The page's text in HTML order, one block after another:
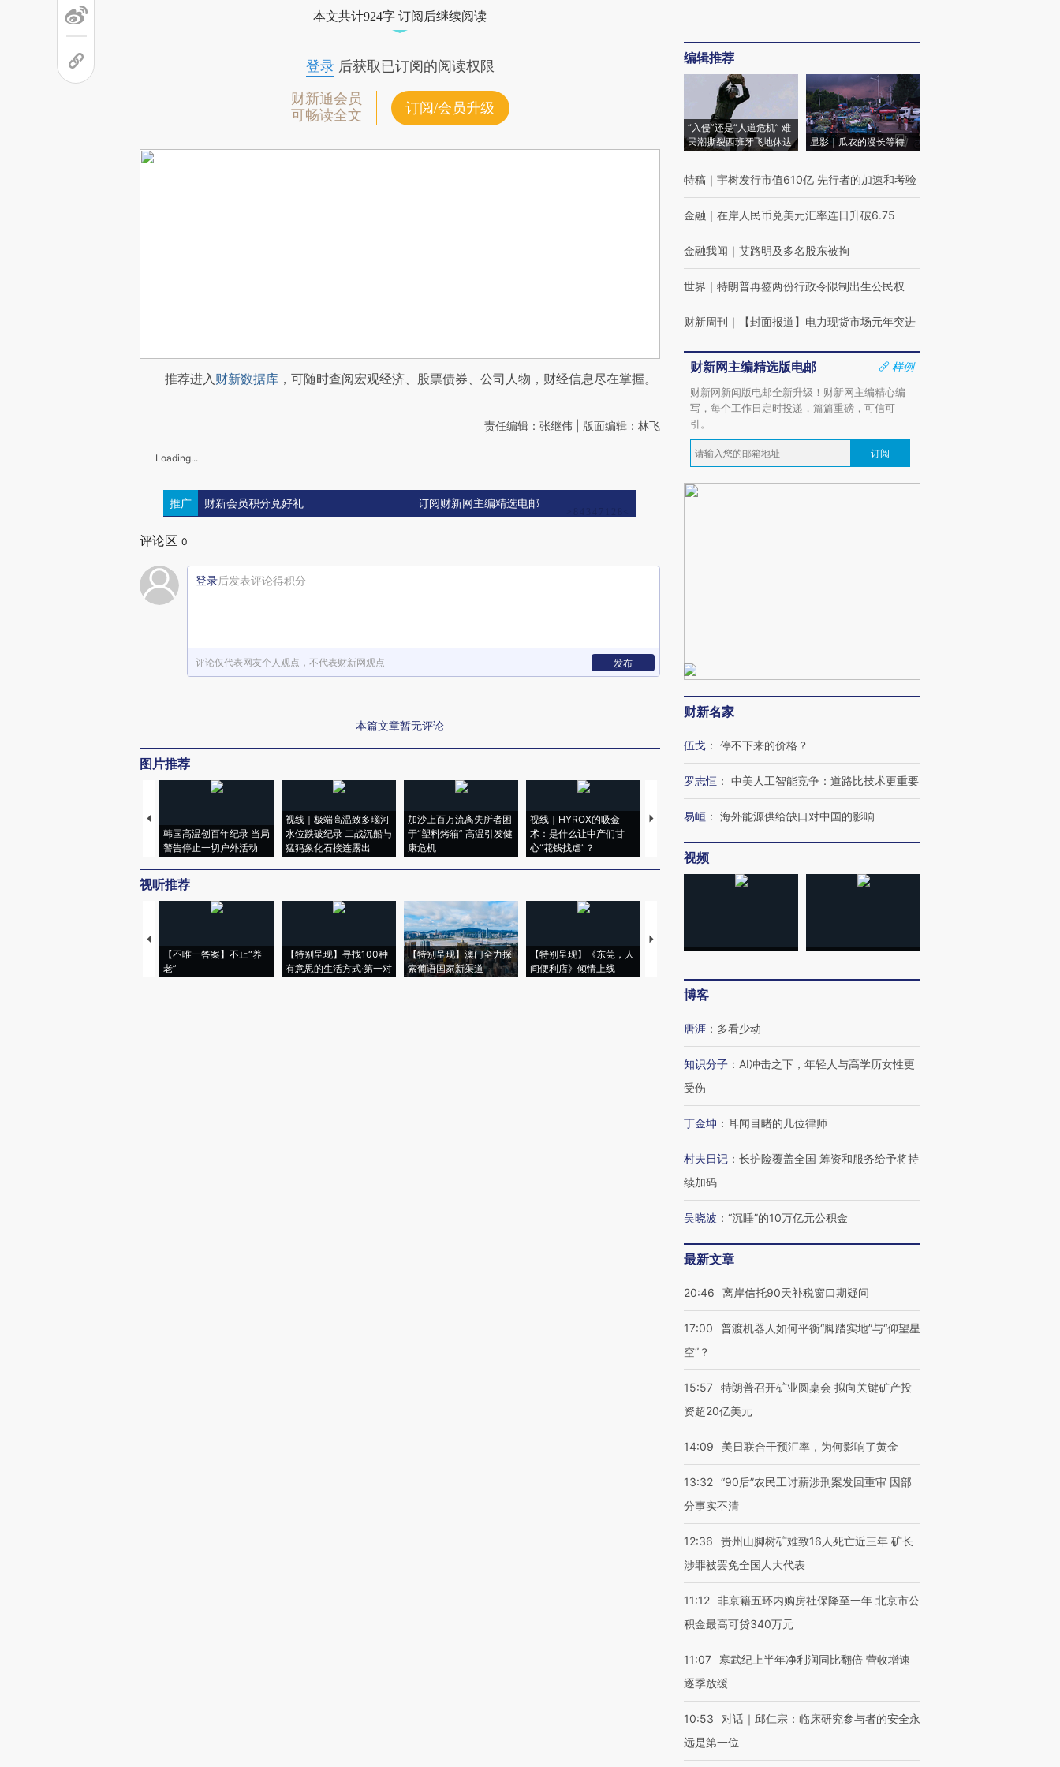
本文共计924字 订阅后继续阅读
登录后获取已订阅的阅读权限
财新通会员
可畅读全文
订阅/会员升级
推荐进入财新数据库 ，可随时查阅宏观经济、股票债券、公司人物，财经信息尽在掌握。
责任编辑：张继伟 | 版面编辑：林飞
Loading...
推广 财新会员积分兑好礼 订阅财新网主编精选电邮
评论区 0
登录后发表评论得积分
评论仅代表网友个人观点，不代表财新网观点 发布
本篇文章暂无评论
图片推荐
韩国高温创百年纪录 当局
警告停止一切户外活动
视线｜极端高温致多瑙河
水位跌破纪录 二战沉船与
猛犸象化石接连露出
加沙上百万流离失所者困
于“塑料烤箱” 高温引发健
康危机
视线｜HYROX的吸金
术：是什么让中产们甘
心“花钱找虐”？
马航飞行员跨国走私7万
视线｜被称为“蟑螂”的印
视听推荐
【不唯一答案】不止“养
老”
【特别呈现】寻找100种
有意思的生活方式·第一对
【特别呈现】澳门全力探
索葡语国家新渠道
【特别呈现】《东莞，人
间便利店》倾情上线
【推广】走进第四届链博
会，让数智科技“链”接产
【特别呈现】寻找100种
CFO：不靠规模取胜，华
编辑推荐
“入侵”还是“人道危机” 难
民潮撕裂西班牙飞地休达
显影｜瓜农的漫长等待
特稿 ｜ 宇树发行市值610亿 先行者的加速和考验
金融 ｜ 在岸人民币兑美元汇率连日升破6.75
金融我闻 ｜ 艾路明及多名股东被拘
世界 ｜ 特朗普再签两份行政令限制出生公民权
财新周刊 ｜ 【封面报道】电力现货市场元年突进
财新网主编精选版电邮
样例
财新网新闻版电邮全新升级！财新网主编精心编
写，每个工作日定时投递，篇篇重磅，可信可
引。
订阅
财新名家
伍戈 ： 停不下来的价格？
罗志恒 ： 中美人工智能竞争：道路比技术更重要
易峘 ： 海外能源供给缺口对中国的影响
视频
博客
唐涯 ： 多看少动
知识分子 ： AI冲击之下，年轻人与高学历女性更
受伤
丁金坤 ： 耳闻目睹的几位律师
村夫日记 ： 长护险覆盖全国 筹资和服务给予将持
续加码
吴晓波 ： “沉睡”的10万亿元公积金
最新文章
20:46 离岸信托90天补税窗口期疑问
17:00
普渡机器人如何平衡“脚踏实地”与“仰望星
空”？
15:57 特朗普召开矿业圆桌会 拟向关键矿产投
资超20亿美元
14:09 美日联合干预汇率，为何影响了黄金
13:32 “90后”农民工讨薪涉刑案发回重审 因部
分事实不清
12:36
贵州山脚树矿难致16人死亡近三年 矿长
涉罪被罢免全国人大代表
11:12 非京籍五环内购房社保降至一年 北京市公
积金最高可贷340万元
11:07
寒武纪上半年净利润同比翻倍 营收增速
逐季放缓
10:53
对话｜邱仁宗：临床研究参与者的安全永
远是第一位